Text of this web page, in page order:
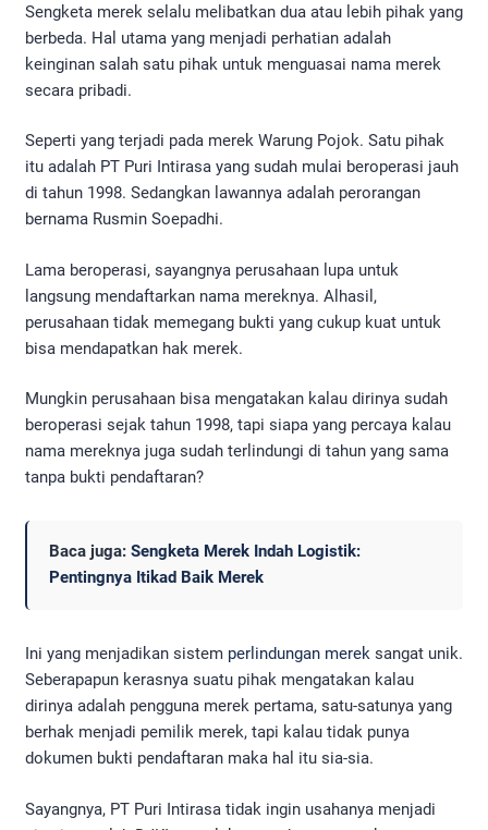
Sengketa merek selalu melibatkan dua atau lebih pihak yang
berbeda. Hal utama yang menjadi perhatian adalah
keinginan salah satu pihak untuk menguasai nama merek
secara pribadi.
Seperti yang terjadi pada merek Warung Pojok. Satu pihak
itu adalah PT Puri Intirasa yang sudah mulai beroperasi jauh
di tahun 1998. Sedangkan lawannya adalah perorangan
bernama Rusmin Soepadhi.
Lama beroperasi, sayangnya perusahaan lupa untuk
langsung mendaftarkan nama mereknya. Alhasil,
perusahaan tidak memegang bukti yang cukup kuat untuk
bisa mendapatkan hak merek.
Mungkin perusahaan bisa mengatakan kalau dirinya sudah
beroperasi sejak tahun 1998, tapi siapa yang percaya kalau
nama mereknya juga sudah terlindungi di tahun yang sama
tanpa bukti pendaftaran?
Baca juga: Sengketa Merek Indah Logistik:
Pentingnya Itikad Baik Merek
Ini yang menjadikan sistem perlindungan merek sangat unik.
Seberapapun kerasnya suatu pihak mengatakan kalau
dirinya adalah pengguna merek pertama, satu-satunya yang
berhak menjadi pemilik merek, tapi kalau tidak punya
dokumen bukti pendaftaran maka hal itu sia-sia.
Sayangnya, PT Puri Intirasa tidak ingin usahanya menjadi